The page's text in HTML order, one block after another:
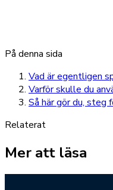
På denna sida
Vad är egentligen
Varför skulle du
Så här gör du, steg
Relaterat
Mer att läsa